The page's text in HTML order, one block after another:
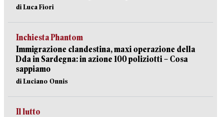
di Luca Fiori
Inchiesta Phantom
Immigrazione clandestina, maxi operazione della
Dda in Sardegna: in azione 100 poliziotti – Cosa
sappiamo
di Luciano Onnis
Il lutto